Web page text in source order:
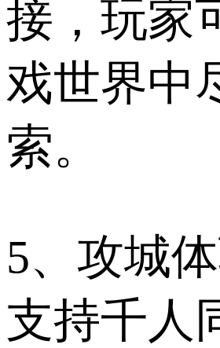
接，玩家
戏世界中
索。
5、攻城体
支持千人